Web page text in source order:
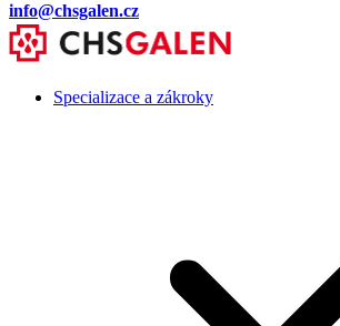
info@chsgalen.cz
Specializace a zákroky